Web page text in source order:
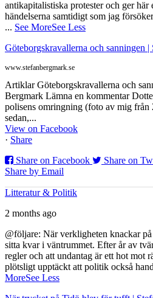
antikapitalistiska protester och ger
händelserna samtidigt som jag
... See MoreSee Less
Göteborgskravallerna och sanningen
www.stefanbergmark.se
Artiklar Göteborgskravallerna och
Bergmark Lämna en kommentar
polisens omringning (foto av mig från
sedan,...
View on Facebook
· Share
Share on Facebook
Share on
Share by Email
Litteratur & Politik
2 months ago
@följare: När verkligheten knackar
sitta kvar i väntrummet. Efter år av
regler och att undantag är ett hot mot
plötsligt upptäckt att politik också
MoreSee Less